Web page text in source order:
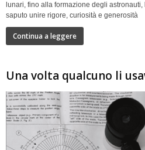
lunari, fino alla formazione degli
saputo unire rigore, curiosità e generosità
Continua a leggere
Una volta qualcuno li